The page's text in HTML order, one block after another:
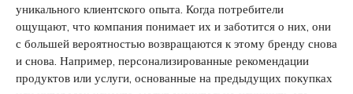
уникального клиентского опыта. Когда потребители
ощущают, что компания понимает их и заботится о них, они
с большей вероятностью возвращаются к этому бренду снова
и снова. Например, персонализированные рекомендации
продуктов или услуги, основанные на предыдущих покупках